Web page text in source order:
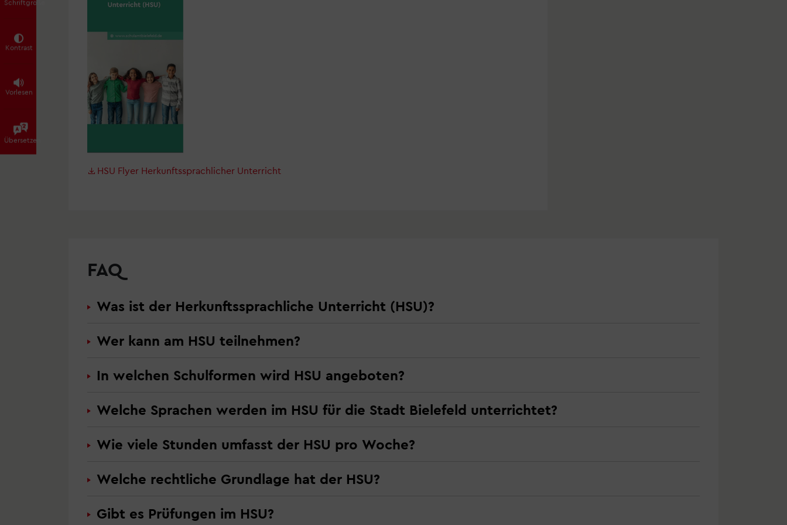
Kontrast
Vorlesen
Übersetzen
HSU Flyer Herkunftssprachlicher Unterricht
FAQ
Was ist der Herkunftssprachliche Unterricht (HSU)?
Wer kann am HSU teilnehmen?
In welchen Schulformen wird HSU angeboten?
Welche Sprachen werden im HSU für die Stadt Bielefeld unterrichtet?
Wie viele Stunden umfasst der HSU pro Woche?
Welche rechtliche Grundlage hat der HSU?
Gibt es Prüfungen im HSU?